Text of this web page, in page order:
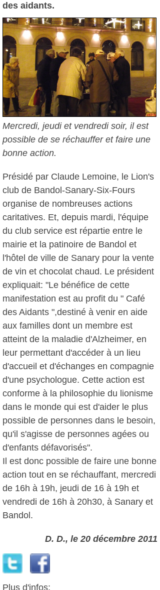
des aidants.
Mercredi, jeudi et vendredi soir, il est
possible de se réchauffer et faire une
bonne action.
Présidé par Claude Lemoine, le Lion's
club de Bandol-Sanary-Six-Fours
organise de nombreuses actions
caritatives. Et, depuis mardi, l'équipe
du club service est répartie entre le
mairie et la patinoire de Bandol et
l'hôtel de ville de Sanary pour la vente
de vin et chocolat chaud. Le président
expliquait: "Le bénéfice de cette
manifestation est au profit du " Café
des Aidants ",destiné à venir en aide
aux familles dont un membre est
atteint de la maladie d'Alzheimer, en
leur permettant d'accéder à un lieu
d'accueil et d'échanges en compagnie
d'une psychologue. Cette action est
conforme à la philosophie du lionisme
dans le monde qui est d'aider le plus
possible de personnes dans le besoin,
qu'il s'agisse de personnes agées ou
d'enfants défavorisés".
Il est donc possible de faire une bonne
action tout en se réchauffant, mercredi
de 16h à 19h, jeudi de 16 à 19h et
vendredi de 16h à 20h30, à Sanary et
Bandol.
D. D., le 20 décembre 2011
Plus d'infos: